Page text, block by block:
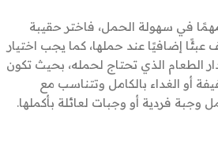
مهمًا في سهولة الحمل، فاختر حقيبة
إضافيًا عند حملها، كما يجب اختيار
الطعام الذي تحتاج لحمله، بحيث تكون
أو الغداء بالكامل وتتناسب مع
وجبة فردية أو وجبات لعائلة بأكملها.